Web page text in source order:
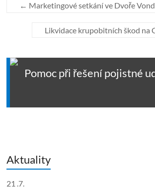
← Marketingové setkání ve Dvoře
Likvidace krupobitních škod na
Pomoc při řešení pojistné
Aktuality
21 .7.